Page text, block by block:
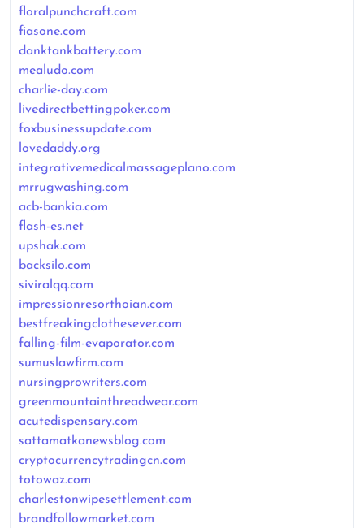
floralpunchcraft.com
fiasone.com
danktankbattery.com
mealudo.com
charlie-day.com
livedirectbettingpoker.com
foxbusinessupdate.com
lovedaddy.org
integrativemedicalmassageplano.com
mrrugwashing.com
acb-bankia.com
flash-es.net
upshak.com
backsilo.com
siviralqq.com
impressionresorthoian.com
bestfreakingclothesever.com
falling-film-evaporator.com
sumuslawfirm.com
nursingprowriters.com
greenmountainthreadwear.com
acutedispensary.com
sattamatkanewsblog.com
cryptocurrencytradingcn.com
totowaz.com
charlestonwipesettlement.com
brandfollowmarket.com